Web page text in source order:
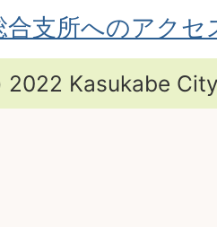
合支所へのアクセ
Kasukabe